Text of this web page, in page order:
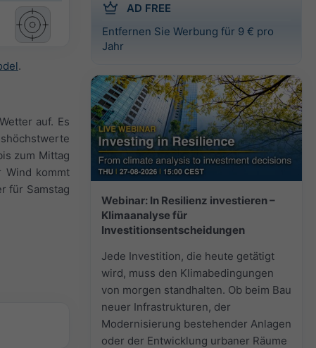
AD FREE
Entfernen Sie Werbung für 9 € pro
Jahr
Webinar: In Resilienz investieren –
Klimaanalyse für
Investitionsentscheidungen
Jede Investition, die heute getätigt
wird, muss den Klimabedingungen
von morgen standhalten. Ob beim Bau
neuer Infrastrukturen, der
Modernisierung bestehender Anlagen
oder der Entwicklung urbaner Räume
.
auf. Es
zum Mittag
Wind kommt
für Samstag